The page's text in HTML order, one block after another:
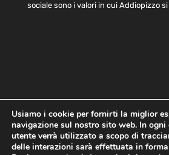
sociale sono i valori in cui Addiopizzo
Home Statuto e bilancio
Privacy
Cookie Child
Usiamo i cookie per fornirti la miglior
navigazione sul nostro sito web. In ogni
utente verrà utilizzato a scopo di
delle interazioni sarà effettuata in